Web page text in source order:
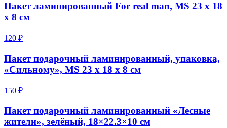
Пакет ламинированный For real man, MS 23 х 18
х 8 см
120 ₽
Пакет подарочный ламинированный, упаковка,
«Сильному», MS 23 х 18 х 8 см
150 ₽
Пакет подарочный ламинированный «Лесные
жители», зелёный, 18×22.3×10 см